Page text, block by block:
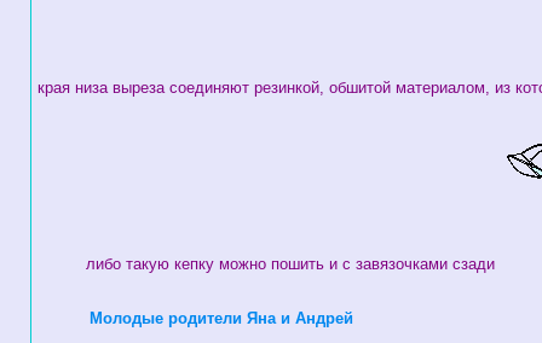
края низа выреза соединяют резинкой, обшитой материалом, из
либо такую кепку можно пошить и с завязочками сзади
Молодые родители Яна и Андрей